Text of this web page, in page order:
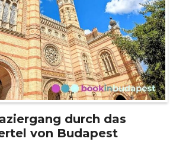
durch das
von Budapest